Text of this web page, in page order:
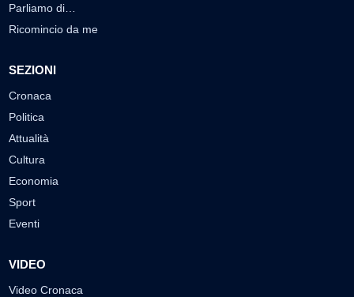
Parliamo di…
Ricomincio da me
SEZIONI
Cronaca
Politica
Attualità
Cultura
Economia
Sport
Eventi
VIDEO
Video Cronaca